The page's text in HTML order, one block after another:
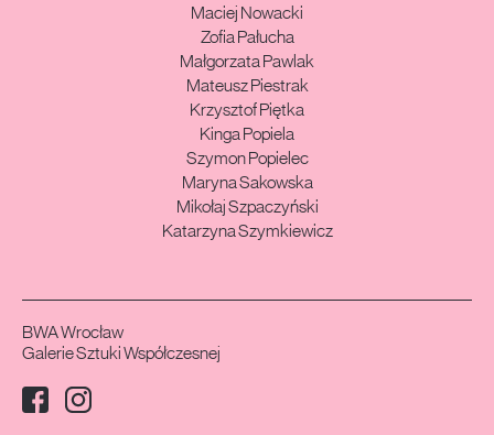
Maciej Nowacki
Zofia Pałucha
Małgorzata Pawlak
Mateusz Piestrak
Krzysztof Piętka
Kinga Popiela
Szymon Popielec
Maryna Sakowska
Mikołaj Szpaczyński
Katarzyna Szymkiewicz
Media społecznościowe:
FacebookInstagram
BWA Wrocław
Galerie Sztuki Współczesnej